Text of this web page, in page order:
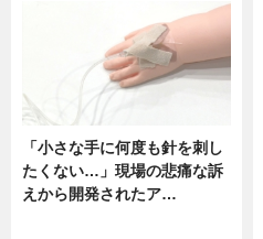
「小さな手に何度も針を刺し
たくない…」現場の悲痛な訴
えから開発されたア…